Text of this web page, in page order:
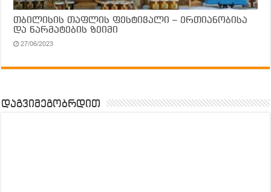
თბილისის თაფლის ფესტივალი – ერთიანობისა
და წარმატების ზეიმი
27/06/2023
დაგვიმეგობრდით